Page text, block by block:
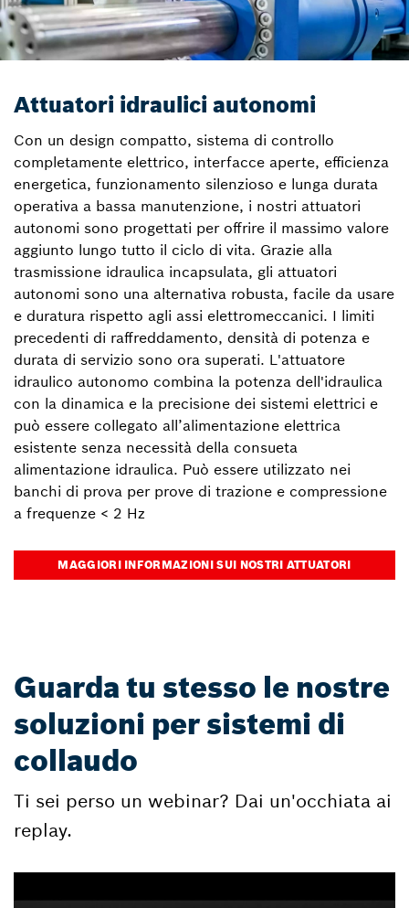
Attuatori idraulici autonomi
Con un design compatto, sistema di controllo
completamente elettrico, interfacce aperte, efficienza
energetica, funzionamento silenzioso e lunga durata
operativa a bassa manutenzione, i nostri attuatori
autonomi sono progettati per offrire il massimo valore
aggiunto lungo tutto il ciclo di vita. Grazie alla
trasmissione idraulica incapsulata, gli attuatori
autonomi sono una alternativa robusta, facile da usare
e duratura rispetto agli assi elettromeccanici. I limiti
precedenti di raffreddamento, densità di potenza e
durata di servizio sono ora superati. L'attuatore
idraulico autonomo combina la potenza dell'idraulica
con la dinamica e la precisione dei sistemi elettrici e
può essere collegato all’alimentazione elettrica
esistente senza necessità della consueta
alimentazione idraulica. Può essere utilizzato nei
banchi di prova per prove di trazione e compressione
a frequenze < 2 Hz
MAGGIORI INFORMAZIONI SUI NOSTRI ATTUATORI
Guarda tu stesso le nostre
soluzioni per sistemi di
collaudo
Ti sei perso un webinar? Dai un'occhiata ai
replay.